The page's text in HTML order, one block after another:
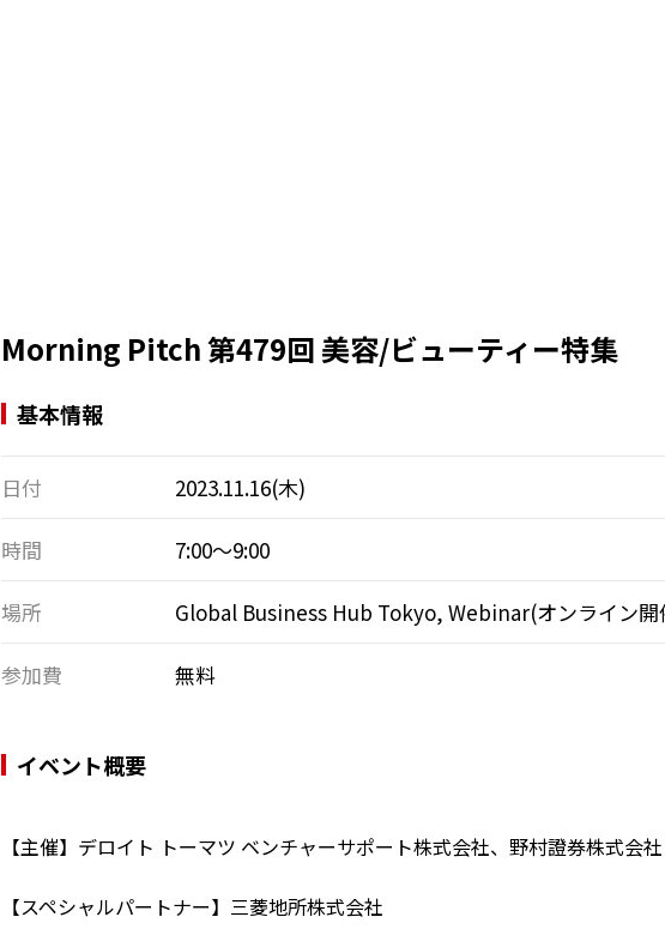
Morning Pitch 第479回 美容/ビューティー特集
基本情報
日付 2023.11.16(木)
時間 7:00～9:00
場所 Global Business Hub Tokyo, Webinar(オンライン開
参加費 無料
イベント概要
【主催】デロイト トーマツ ベンチャーサポート株式会社、野村證券株式会社
【スペシャルパートナー】三菱地所株式会社